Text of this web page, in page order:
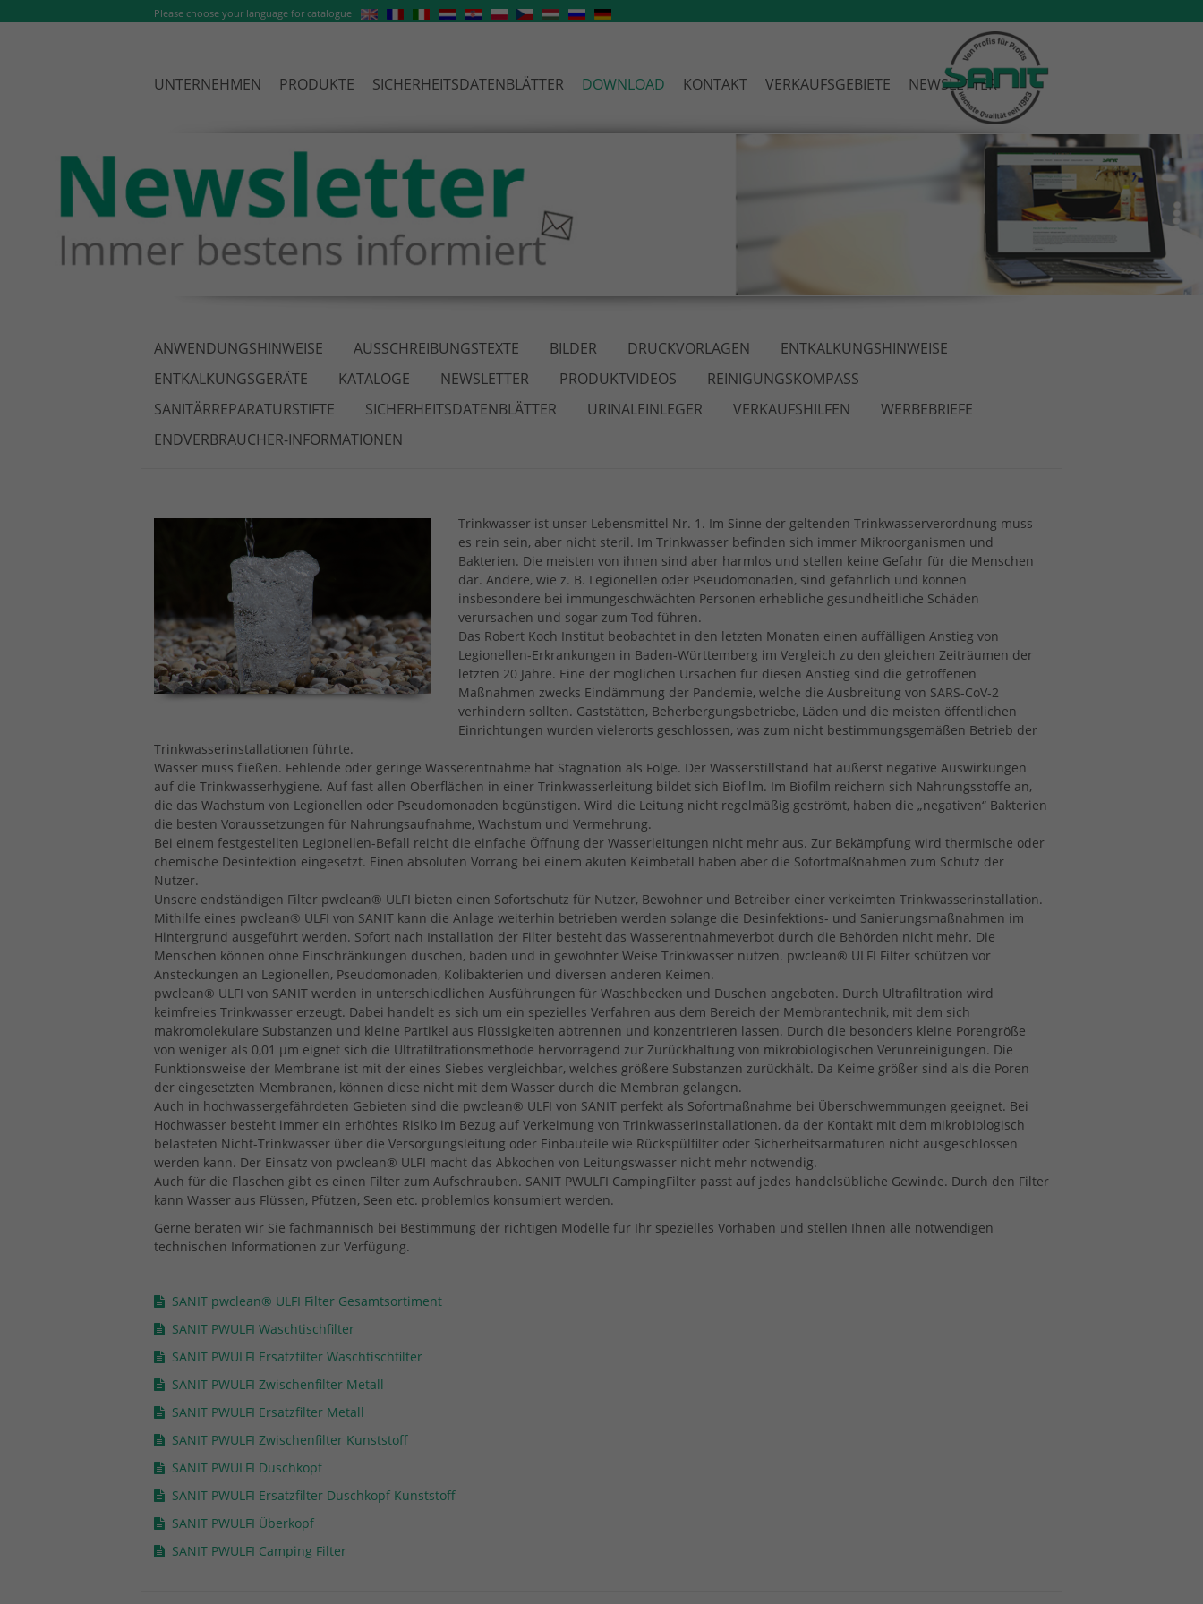
Please choose your language for catalogue
UNTERNEHMEN PRODUKTE SICHERHEITSDATENBLÄTTER DOWNLOAD KONTAKT VERKAUFSGEBIETE NEWSLETTER
ANWENDUNGSHINWEISE AUSSCHREIBUNGSTEXTE BILDER DRUCKVORLAGEN
ENTKALKUNGSHINWEISE
ENTKALKUNGSGERÄTE
KATALOGE NEWSLETTER PRODUKTVIDEOS
REINIGUNGSKOMPASS
SANITÄRREPARATURSTIFTE
SICHERHEITSDATENBLÄTTER URINALEINLEGER VERKAUFSHILFEN
WERBEBRIEFE
ENDVERBRAUCHER-INFORMATIONEN
Trinkwasser ist unser Lebensmittel Nr. 1. Im Sinne der geltenden Trinkwasserverordnung muss
es rein sein, aber nicht steril. Im Trinkwasser befinden sich immer Mikroorganismen und
Bakterien. Die meisten von ihnen sind aber harmlos und stellen keine Gefahr für die Menschen
dar. Andere, wie z. B. Legionellen oder Pseudomonaden, sind gefährlich und können
insbesondere bei immungeschwächten Personen erhebliche gesundheitliche Schäden
verursachen und sogar zum Tod führen.
Das Robert Koch Institut beobachtet in den letzten Monaten einen auffälligen Anstieg von
Legionellen-Erkrankungen in Baden-Württemberg im Vergleich zu den gleichen Zeiträumen der
letzten 20 Jahre. Eine der möglichen Ursachen für diesen Anstieg sind die getroffenen
Maßnahmen zwecks Eindämmung der Pandemie, welche die Ausbreitung von SARS-CoV-2
verhindern sollten. Gaststätten, Beherbergungsbetriebe, Läden und die meisten öffentlichen
Einrichtungen wurden vielerorts geschlossen, was zum nicht bestimmungsgemäßen Betrieb der
Trinkwasserinstallationen führte.
Wasser muss fließen. Fehlende oder geringe Wasserentnahme hat Stagnation als Folge. Der Wasserstillstand hat äußerst negative Auswirkungen
auf die Trinkwasserhygiene. Auf fast allen Oberflächen in einer Trinkwasserleitung bildet sich Biofilm. Im Biofilm reichern sich Nahrungsstoffe an,
die das Wachstum von Legionellen oder Pseudomonaden begünstigen. Wird die Leitung nicht regelmäßig geströmt, haben die „negativen“ Bakterien
die besten Voraussetzungen für Nahrungsaufnahme, Wachstum und Vermehrung.
Bei einem festgestellten Legionellen-Befall reicht die einfache Öffnung der Wasserleitungen nicht mehr aus. Zur Bekämpfung wird thermische oder
chemische Desinfektion eingesetzt. Einen absoluten Vorrang bei einem akuten Keimbefall haben aber die Sofortmaßnahmen zum Schutz der
Nutzer.
Unsere endständigen Filter pwclean® ULFI bieten einen Sofortschutz für Nutzer, Bewohner und Betreiber einer verkeimten Trinkwasserinstallation.
Mithilfe eines pwclean® ULFI von SANIT kann die Anlage weiterhin betrieben werden solange die Desinfektions- und Sanierungsmaßnahmen im
Hintergrund ausgeführt werden. Sofort nach Installation der Filter besteht das Wasserentnahmeverbot durch die Behörden nicht mehr. Die
Menschen können ohne Einschränkungen duschen, baden und in gewohnter Weise Trinkwasser nutzen. pwclean® ULFI Filter schützen vor
Ansteckungen an Legionellen, Pseudomonaden, Kolibakterien und diversen anderen Keimen.
pwclean® ULFI von SANIT werden in unterschiedlichen Ausführungen für Waschbecken und Duschen angeboten. Durch Ultrafiltration wird
keimfreies Trinkwasser erzeugt. Dabei handelt es sich um ein spezielles Verfahren aus dem Bereich der Membrantechnik, mit dem sich
makromolekulare Substanzen und kleine Partikel aus Flüssigkeiten abtrennen und konzentrieren lassen. Durch die besonders kleine Porengröße
von weniger als 0,01 μm eignet sich die Ultrafiltrationsmethode hervorragend zur Zurückhaltung von mikrobiologischen Verunreinigungen. Die
Funktionsweise der Membrane ist mit der eines Siebes vergleichbar, welches größere Substanzen zurückhält. Da Keime größer sind als die Poren
der eingesetzten Membranen, können diese nicht mit dem Wasser durch die Membran gelangen.
Auch in hochwassergefährdeten Gebieten sind die pwclean® ULFI von SANIT perfekt als Sofortmaßnahme bei Überschwemmungen geeignet. Bei
Hochwasser besteht immer ein erhöhtes Risiko im Bezug auf Verkeimung von Trinkwasserinstallationen, da der Kontakt mit dem mikrobiologisch
belasteten Nicht-Trinkwasser über die Versorgungsleitung oder Einbauteile wie Rückspülfilter oder Sicherheitsarmaturen nicht ausgeschlossen
werden kann. Der Einsatz von pwclean® ULFI macht das Abkochen von Leitungswasser nicht mehr notwendig.
Auch für die Flaschen gibt es einen Filter zum Aufschrauben. SANIT PWULFI CampingFilter passt auf jedes handelsübliche Gewinde. Durch den Filter
kann Wasser aus Flüssen, Pfützen, Seen etc. problemlos konsumiert werden.
Gerne beraten wir Sie fachmännisch bei Bestimmung der richtigen Modelle für Ihr spezielles Vorhaben und stellen Ihnen alle notwendigen
technischen Informationen zur Verfügung.
SANIT pwclean® ULFI Filter Gesamtsortiment
SANIT PWULFI Waschtischfilter
SANIT PWULFI Ersatzfilter Waschtischfilter
SANIT PWULFI Zwischenfilter Metall
SANIT PWULFI Ersatzfilter Metall
SANIT PWULFI Zwischenfilter Kunststoff
SANIT PWULFI Duschkopf
SANIT PWULFI Ersatzfilter Duschkopf Kunststoff
SANIT PWULFI Überkopf
SANIT PWULFI Camping Filter